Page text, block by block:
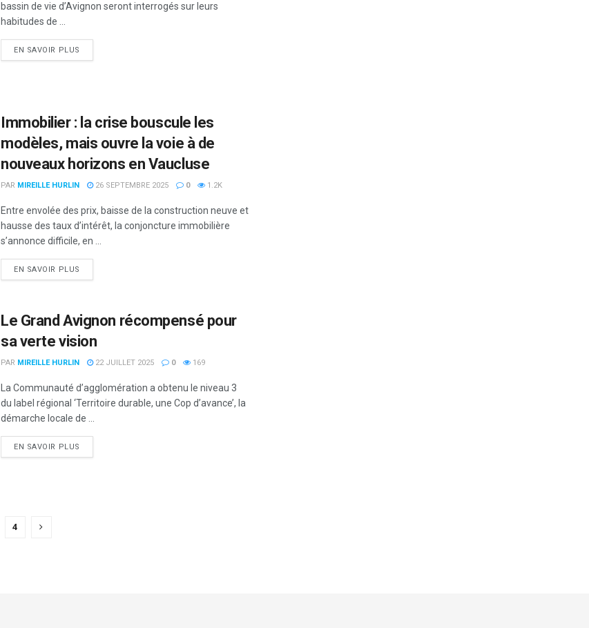
bassin de vie d’Avignon seront interrogés sur leurs
habitudes de ...
EN SAVOIR PLUS
Immobilier : la crise bouscule les
modèles, mais ouvre la voie à de
nouveaux horizons en Vaucluse
PAR MIREILLE HURLIN 26 SEPTEMBRE 2025 0 1.2K
Entre envolée des prix, baisse de la construction neuve et
hausse des taux d’intérêt, la conjoncture immobilière
s’annonce difficile, en ...
EN SAVOIR PLUS
Le Grand Avignon récompensé pour
sa verte vision
PAR MIREILLE HURLIN 22 JUILLET 2025 0 169
La Communauté d’agglomération a obtenu le niveau 3
du label régional ‘Territoire durable, une Cop d’avance’, la
démarche locale de ...
EN SAVOIR PLUS
4